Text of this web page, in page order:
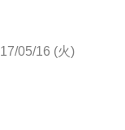
05/16 (火)